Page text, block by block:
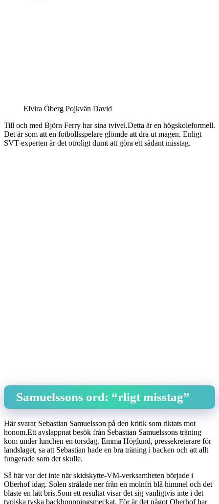
Elvira Öberg Pojkvän David
Till och med Björn Ferry har sina tvivel.Detta är en högskoleformell.
Det är som att en fotbollsspelare glömde att dra ut magen. Enligt
SVT-experten är det otroligt dumt att göra ett sådant misstag.
Samuelssons ord: “rligt misstag”
Här svarar Sebastian Samuelsson på den kritik som riktats mot
honom.Ett avslappnat besök från Sebastian Samuelssons träning
kom under lunchen en torsdag. Emma Höglund, pressekreterare för
landslaget, sa att Sebastian hade en bra träning i backen och att allt
fungerade som det skulle.
Så här var det inte när skidskytte-VM-verksamheten började i
Oberhof idag. Solen strålade ner från en molnfri blå himmel och det
blåste en lätt bris.Som ett resultat visar det sig vanligtvis inte i det
typiska tyska backhoppningsmeckat. För är det något Oberhof har